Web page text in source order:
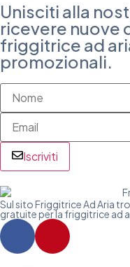
Unisciti alla
ricevere nuove
friggitrice ad
promozionali.
Iscriviti
Sul sito Friggitrice Ad Aria
gratuite per la friggitrice ad